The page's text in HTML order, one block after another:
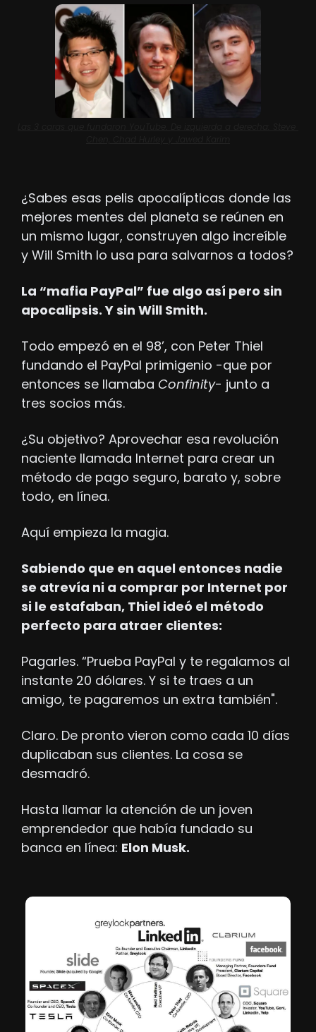
¿Sabes esas pelis apocalípticas donde las
mejores mentes del planeta se reúnen en
un mismo lugar, construyen algo increíble
y Will Smith lo usa para salvarnos a todos?
La “mafia PayPal” fue algo así pero sin
apocalipsis. Y sin Will Smith.
Todo empezó en el 98’, con Peter Thiel
fundando el PayPal primigenio -que por
entonces se llamaba Confinity- junto a
tres socios más.
¿Su objetivo? Aprovechar esa revolución
naciente llamada Internet para crear un
método de pago seguro, barato y, sobre
todo, en línea.
Aquí empieza la magia.
Sabiendo que en aquel entonces nadie
se atrevía ni a comprar por Internet por
si le estafaban, Thiel ideó el método
perfecto para atraer clientes:
Pagarles. “Prueba PayPal y te regalamos al
instante 20 dólares. Y si te traes a un
amigo, te pagaremos un extra también".
Claro. De pronto vieron como cada 10 días
duplicaban sus clientes. La cosa se
desmadró.
Hasta llamar la atención de un joven
emprendedor que había fundado su
banca en línea: Elon Musk.